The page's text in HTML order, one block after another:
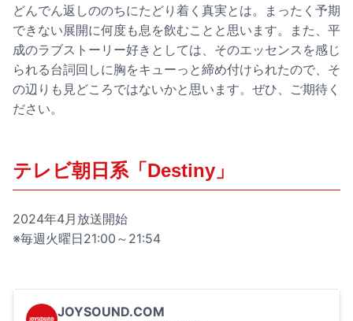
どんでん返しののちにたどり着く真実とは。まったく予期
できない展開に何度も息を飲むことと思います。また、平
成のラブストーリー好きとしては、そのエッセンスを感じ
られる台詞回しに胸をキューっと締め付けられたので、そ
の辺りも見どころではないかと思います。ぜひ、ご期待く
ださい。
テレビ朝日系「Destiny」
2024年4月放送開始
※毎週火曜日21:00～21:54
JOYSOUND.COM